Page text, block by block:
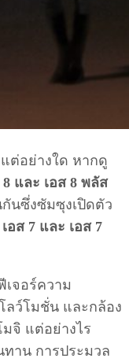
ต่อย่างใด หากดู
และ เอส 8 พลัส
นซึ่งซัมซุงเปิดตัว
เอส 7 และ เอส 7
จอร์ความ
ลว์โมชั่น และกล้อง
จิ แต่อย่างไร
าน การประมวล